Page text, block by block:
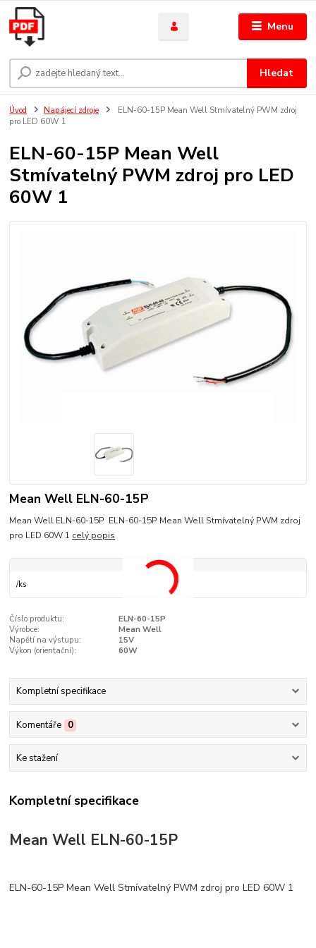
Menu
Hledat
Úvod Napájecí zdroje
ELN-60-15P Mean Well Stmívatelný PWM zdroj
pro LED 60W 1
ELN-60-15P Mean Well
Stmívatelný PWM zdroj pro LED
60W 1
Mean Well ELN-60-15P
Mean Well ELN-60-15P ELN-60-15P Mean Well Stmívatelný PWM zdroj
pro LED 60W 1 celý popis
/ks
Číslo produktu:
ELN-60-15P
Výrobce:
Mean Well
Napětí na výstupu:
15V
Výkon (orientační):
60W
Kompletní specifikace
Komentáře 0
Ke stažení
Kompletní specifikace
Mean Well ELN-60-15P
ELN-60-15P Mean Well Stmívatelný PWM zdroj pro LED 60W 1